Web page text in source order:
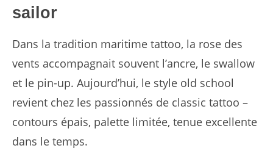
sailor
Dans la tradition maritime tattoo, la rose des
vents accompagnait souvent l’ancre, le swallow
et le pin-up. Aujourd’hui, le style old school
revient chez les passionnés de classic tattoo –
contours épais, palette limitée, tenue excellente
dans le temps.